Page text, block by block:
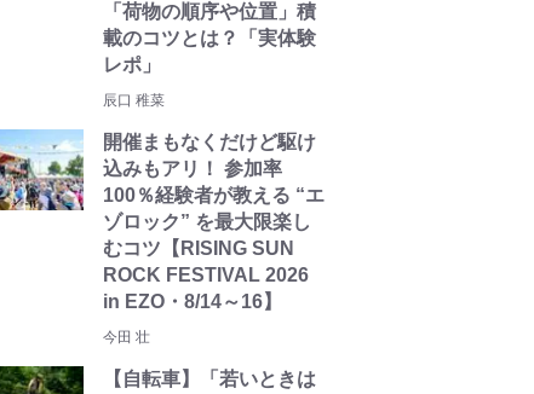
「荷物の順序や位置」積
載のコツとは？「実体験
レポ」
辰口 稚菜
開催まもなくだけど駆け
込みもアリ！ 参加率
100％経験者が教える “エ
ゾロック” を最大限楽し
むコツ【RISING SUN
ROCK FESTIVAL 2026
in EZO・8/14～16】
今田 壮
【自転車】「若いときは